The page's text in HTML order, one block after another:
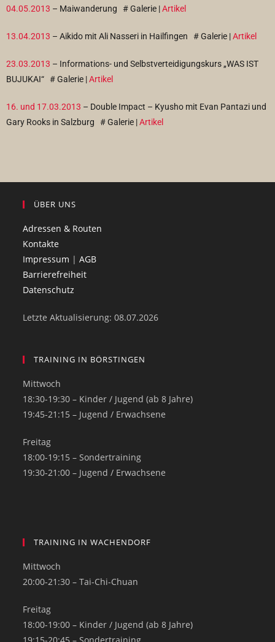
04.05.2013 – Maiwanderung # Galerie |Artikel
13.04.2013 – Aikido mit Ali Nasseri in Hailfingen # Galerie |Artikel
23.03.2013 – Informations- und Selbstverteidigungskurs „WAS IST
BUJUKAI“ # Galerie |Artikel
16. und 17.03.2013 – Double Impact – Kyusho mit Evan Pantazi und
Gary Rooks in Salzburg # Galerie |Artikel
ÜBER UNS
Adressen & Routen
Kontakte
Impressum |AGB
Barrierefreiheit
Datenschutz
Letzte Aktualisierung: 08.07.2026
TRAINING IN BÖRSTINGEN
Mittwoch
18:30-19:30 – Kinder / Jugend (ab 8 Jahre)
19:45-21:15 – Jugend / Erwachsene
Freitag
18:00-19:15 – Sondertraining
19:30-21:00 – Jugend / Erwachsene
TRAINING IN WACHENDORF
Mittwoch
20:00-21:30 – Tai-Chi-Chuan
Freitag
18:00-19:00 – Kinder / Jugend (ab 8 Jahre)